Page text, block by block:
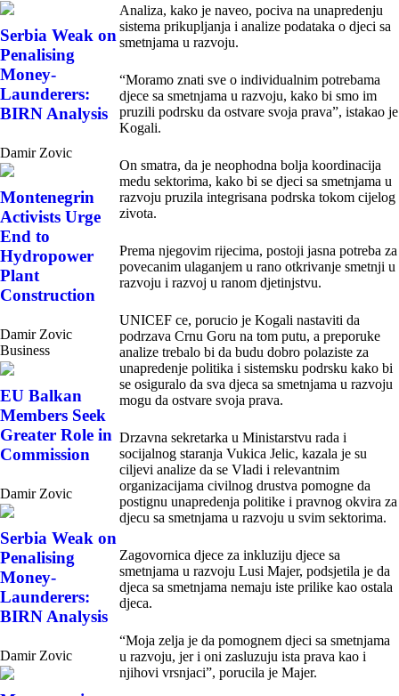
Serbia Weak on
Penalising
Money-
Launderers:
BIRN Analysis
Damir Zovic
Montenegrin
Activists Urge
End to
Hydropower
Plant
Construction
Damir Zovic
Business
EU Balkan
Members Seek
Greater Role in
Commission
Damir Zovic
Serbia Weak on
Penalising
Money-
Launderers:
BIRN Analysis
Damir Zovic
Analiza, kako je naveo, pociva na unapredenju
sistema prikupljanja i analize podataka o djeci sa
smetnjama u razvoju.
“Moramo znati sve o individualnim potrebama
djece sa smetnjama u razvoju, kako bi smo im
pruzili podrsku da ostvare svoja prava”, istakao je
Kogali.
On smatra, da je neophodna bolja koordinacija
medu sektorima, kako bi se djeci sa smetnjama u
razvoju pruzila integrisana podrska tokom cijelog
zivota.
Prema njegovim rijecima, postoji jasna potreba za
povecanim ulaganjem u rano otkrivanje smetnji u
razvoju i razvoj u ranom djetinjstvu.
UNICEF ce, porucio je Kogali nastaviti da
podrzava Crnu Goru na tom putu, a preporuke
analize trebalo bi da budu dobro polaziste za
unapredenje politika i sistemsku podrsku kako bi
se osiguralo da sva djeca sa smetnjama u razvoju
mogu da ostvare svoja prava.
Drzavna sekretarka u Ministarstvu rada i
socijalnog staranja Vukica Jelic, kazala je su
ciljevi analize da se Vladi i relevantnim
organizacijama civilnog drustva pomogne da
postignu unapredenja politike i pravnog okvira za
djecu sa smetnjama u razvoju u svim sektorima.
Zagovornica djece za inkluziju djece sa
smetnjama u razvoju Lusi Majer, podsjetila je da
djeca sa smetnjama nemaju iste prilike kao ostala
djeca.
“Moja zelja je da pomognem djeci sa smetnjama
u razvoju, jer i oni zasluzuju ista prava kao i
njihovi vrsnjaci”, porucila je Majer.